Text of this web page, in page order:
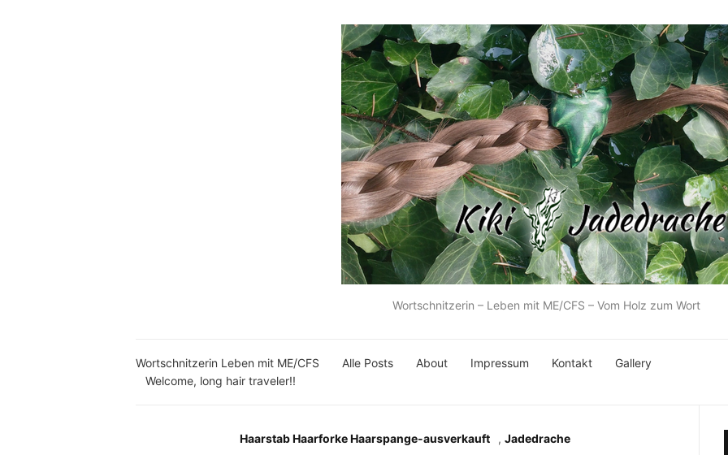
Wortschnitzerin – Leben mit ME/CFS – Vom Holz zum Wort
Wortschnitzerin Leben mit ME/CFS Alle Posts About Impressum Kontakt
Gallery
Welcome, long hair traveler!!
Haarstab Haarforke Haarspange-ausverkauft ,Jadedrache